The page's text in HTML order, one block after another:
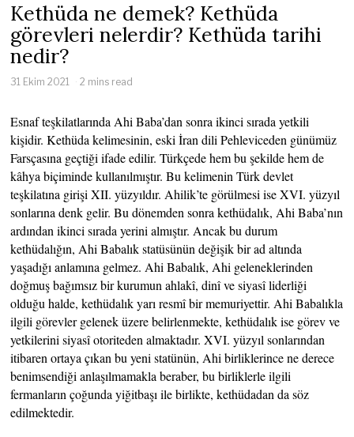
Kethüda ne demek? Kethüda
görevleri nelerdir? Kethüda tarihi
nedir?
31 Ekim 2021 2 mins read
Esnaf teşkilatlarında Ahi Baba’dan sonra ikinci sırada yetkili
kişidir. Kethüda kelimesinin, eski İran dili Pehleviceden günümüz
Farsçasına geçtiği ifade edilir. Türkçede hem bu şekilde hem de
kâhya biçiminde kullanılmıştır. Bu kelimenin Türk devlet
teşkilatına girişi XII. yüzyıldır. Ahilik’te görülmesi ise XVI. yüzyıl
sonlarına denk gelir. Bu dönemden sonra kethüdalık, Ahi Baba’nın
ardından ikinci sırada yerini almıştır. Ancak bu durum
kethüdalığın, Ahi Babalık statüsünün değişik bir ad altında
yaşadığı anlamına gelmez. Ahi Babalık, Ahi geleneklerinden
doğmuş bağımsız bir kurumun ahlakî, dinî ve siyasî liderliği
olduğu halde, kethüdalık yarı resmî bir memuriyettir. Ahi Babalıkla
ilgili görevler gelenek üzere belirlenmekte, kethüdalık ise görev ve
yetkilerini siyasî otoriteden almaktadır. XVI. yüzyıl sonlarından
itibaren ortaya çıkan bu yeni statünün, Ahi birliklerince ne derece
benimsendiği anlaşılmamakla beraber, bu birliklerle ilgili
fermanların çoğunda yiğitbaşı ile birlikte, kethüdadan da söz
edilmektedir.